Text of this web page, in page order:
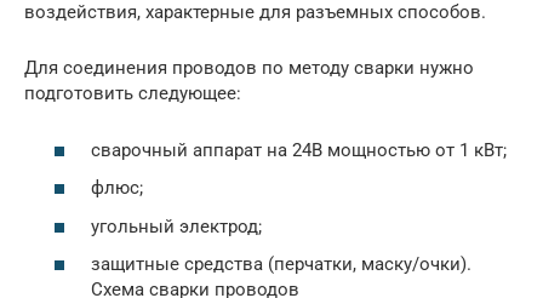
воздействия, характерные для разъемных способов.
Для соединения проводов по методу сварки нужно
подготовить следующее:
сварочный аппарат на 24В мощностью от 1 кВт;
флюс;
угольный электрод;
защитные средства (перчатки, маску/очки).
Схема сварки проводов